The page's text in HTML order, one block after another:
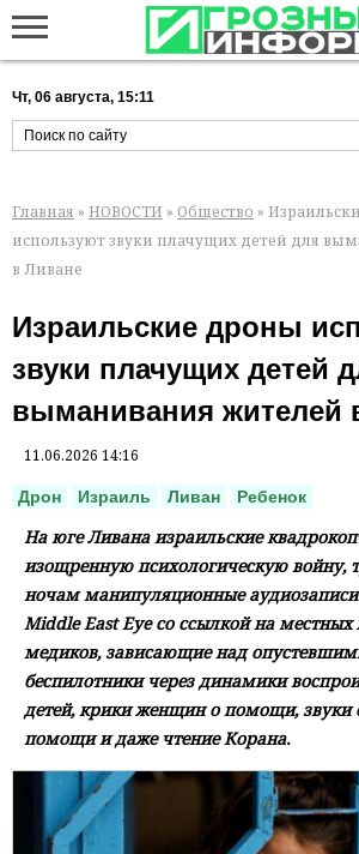
Чт, 06 августа, 15:11
Главная » НОВОСТИ » Общество »
используют звуки плачущих детей для
в Ливане
Израильские дроны
звуки плачущих детей
выманивания жителей
11.06.2026 14:16
Дрон Израиль Ливан Ребенок
На юге Ливана израильские
изощренную психологическую войну,
ночам манипуляционные
Middle East Eye со ссылкой на местных
медиков, зависающие над
беспилотники через динамики
детей, крики женщин о помощи, звуки
помощи и даже чтение Корана.